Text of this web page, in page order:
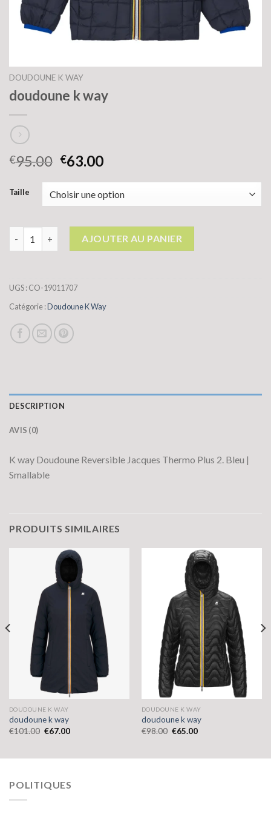
DOUDOUNE K WAY
doudoune k way
€95.00 €63.00
Taille
quantité de doudoune k wayAJOUTER AU PANIER
UGS :CO-19011707
Catégorie :Doudoune K Way
DESCRIPTION
AVIS (0)
K way Doudoune Reversible Jacques Thermo Plus 2. Bleu |
Smallable
PRODUITS SIMILAIRES
DOUDOUNE K WAY
doudoune k way
€101.00 €67.00
DOUDOUNE K WAY
doudoune k way
€98.00 €65.00
POLITIQUES